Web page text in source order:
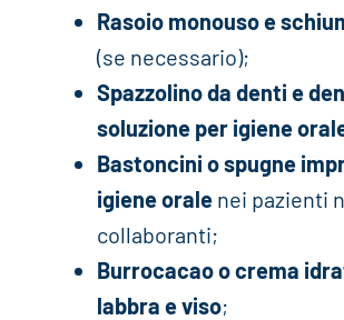
Rasoio monouso e
(se necessario);
Spazzolino da denti e
soluzione per igiene
Bastoncini o spugne
igiene oralenei pazienti
collaboranti;
Burrocacao o crema
labbra e viso;